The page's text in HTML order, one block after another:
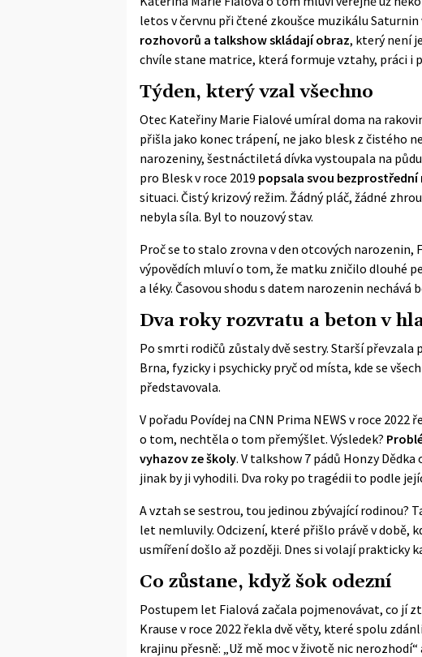
letos v červnu při čtené zkoušce muzikálu Saturnin
rozhovorů a talkshow skládají obraz, který není
chvíle stane matrice, která formuje vztahy, práci i
Týden, který vzal všechno
Otec Kateřiny Marie Fialové umíral doma na
přišla jako konec trápení, ne jako blesk z čistého
narozeniny, šestnáctiletá dívka vystoupala na
pro Bleskv roce 2019 popsala svou
situaci. Čistý krizový režim. Žádný pláč, žádné
nebyla síla. Byl to nouzový stav.
Proč se to stalo zrovna v den otcových narozenin,
výpovědích mluví o tom, že matku zničilo dlouhé
a léky. Časovou shodu s datem narozenin nechává
Dva roky rozvratu a beton v
Po smrti rodičů zůstaly dvě sestry. Starší převzala
Brna, fyzicky i psychicky pryč od místa, kde se
představovala.
V pořadu Povídej na CNN Prima NEWS v roce
o tom, nechtěla o tom přemýšlet. Výsledek?
vyhazov ze školy. V talkshow 7 pádů Honzy
jinak by ji vyhodili. Dva roky po tragédii to podle
A vztah se sestrou, tou jedinou zbývající rodinou?
let nemluvily. Odcizení, které přišlo právě v době,
usmíření došlo až později. Dnes si volají prakticky
Co zůstane, když šok odezní
Postupem let Fialová začala pojmenovávat, co jí
Krause v roce 2022 řekla dvě věty, které spolu
krajinu přesně: „Už mě moc v životě nic